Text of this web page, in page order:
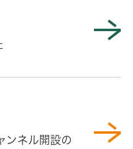
ンネル開設の